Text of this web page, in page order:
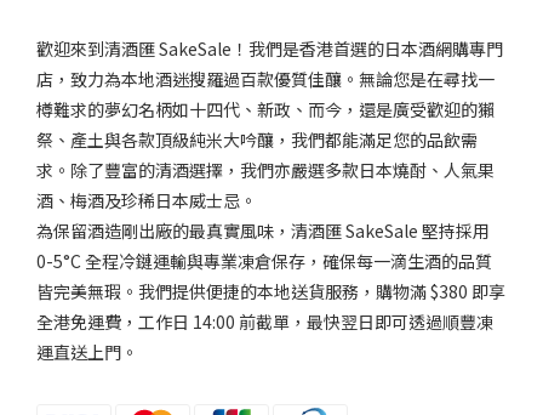
歡迎來到清酒匯 SakeSale！我們是香港首選的日本酒網購專門
店，致力為本地酒迷搜羅過百款優質佳釀。無論您是在尋找一
樽難求的夢幻名柄如十四代、新政、而今，還是廣受歡迎的獺
祭、產土與各款頂級純米大吟釀，我們都能滿足您的品飲需
求。除了豐富的清酒選擇，我們亦嚴選多款日本燒酎、人氣果
酒、梅酒及珍稀日本威士忌。
為保留酒造剛出廠的最真實風味，清酒匯 SakeSale 堅持採用
0-5°C 全程冷鏈運輸與專業凍倉保存，確保每一滴生酒的品質
皆完美無瑕。我們提供便捷的本地送貨服務，購物滿 $380 即享
全港免運費，工作日 14:00 前截單，最快翌日即可透過順豐凍
運直送上門。